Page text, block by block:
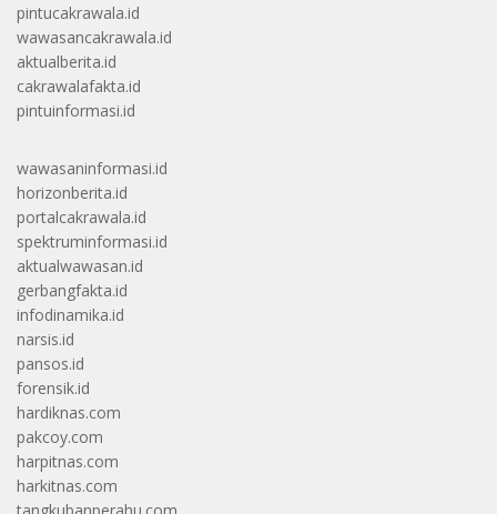
pintucakrawala.id
wawasancakrawala.id
aktualberita.id
cakrawalafakta.id
pintuinformasi.id
wawasaninformasi.id
horizonberita.id
portalcakrawala.id
spektruminformasi.id
aktualwawasan.id
gerbangfakta.id
infodinamika.id
narsis.id
pansos.id
forensik.id
hardiknas.com
pakcoy.com
harpitnas.com
harkitnas.com